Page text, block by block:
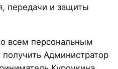
передачи и защиты
всем персональным
Администратор